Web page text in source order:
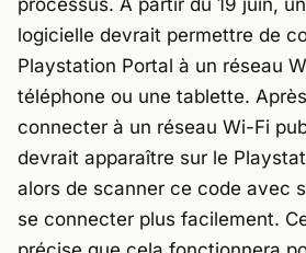
processus. À partir du 19 juin,
logicielle devrait permettre de
Playstation Portal à un réseau
téléphone ou une tablette.
connecter à un réseau Wi-Fi
devrait apparaître sur le
alors de scanner ce code avec
se connecter plus facilement.